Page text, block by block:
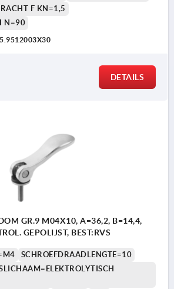
F KN=1,5
N=90
DETAILS
GR.9 M04X10, A=36,2, B=14,4,
GEPOLIJST, BEST:RVS
SCHROEFDRAADLENGTE=10